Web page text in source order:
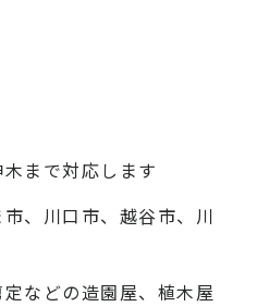
まで対応します
市、川口市、越谷市、川
などの造園屋、植木屋